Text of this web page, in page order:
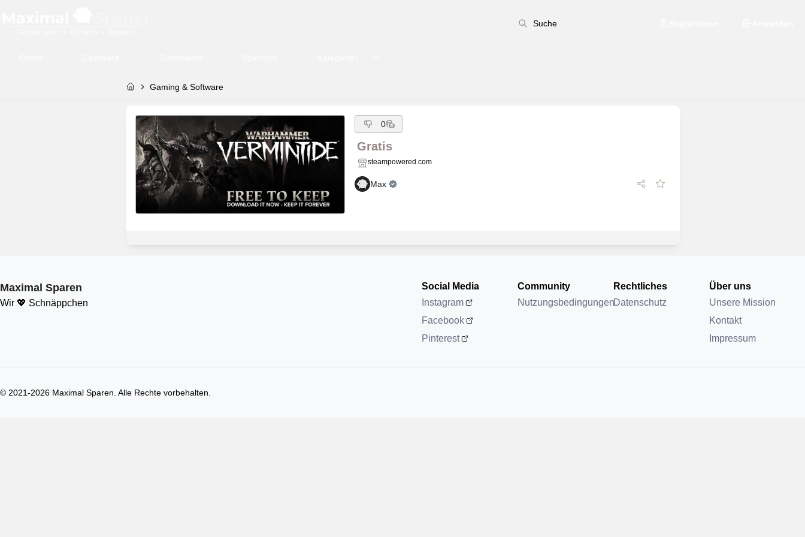
Gaming & Software
0
Gratis
steampowered.com
Max
Maximal Sparen
Wir 💖 Schnäppchen
Social Media
Instagram
Facebook
Pinterest
Community
Nutzungsbedingungen
Rechtliches
Datenschutz
Über uns
Unsere Mission
Kontakt
Impressum
© 2021-2026 Maximal Sparen. Alle Rechte vorbehalten.